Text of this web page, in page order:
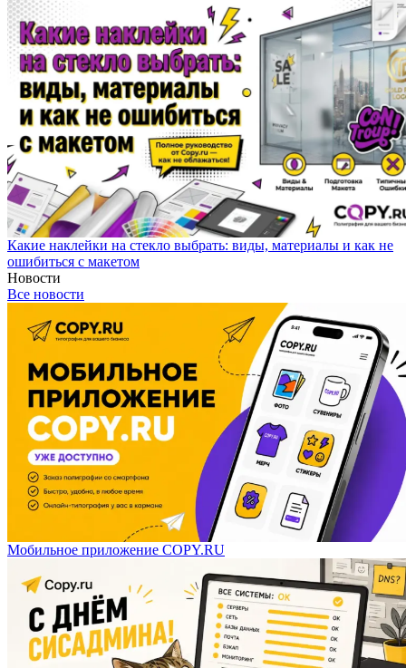
Какие наклейки на стекло выбрать: виды, материалы и как не
ошибиться с макетом
Новости
Все новости
Мобильное приложение COPY.RU